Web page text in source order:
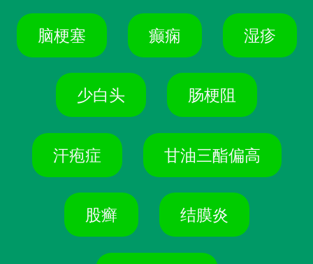
脑梗塞 癫痫 湿疹
少白头 肠梗阻
汗疱症 甘油三酯偏高
股癣 结膜炎